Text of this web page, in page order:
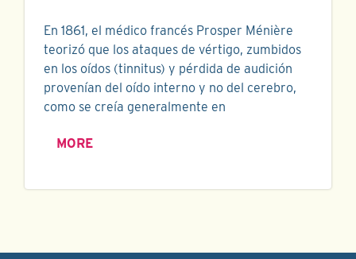
En 1861, el médico francés Prosper Ménière
teorizó que los ataques de vértigo, zumbidos
en los oídos (tinnitus) y pérdida de audición
provenían del oído interno y no del cerebro,
como se creía generalmente en
MORE